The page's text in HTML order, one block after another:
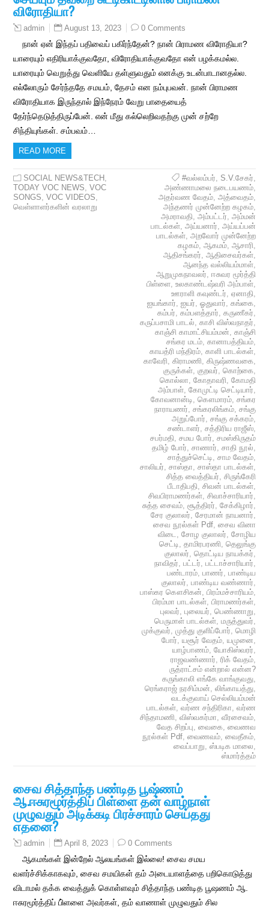
விரோதியா?
admin August 13, 2023 0 Comments
நான் ஏன் இந்தப் பதிவைப் பகிர்ந்தேன்? நான் பிராமண விரோதியா?
யாரையும் எதிரியாக்குவதோ, விரோதியாக்குவதோ என் பழக்கமல்ல.
யாரையும் வெறுத்து வெளியே தள்ளுவதும் எனக்கு உடன்பாடானதல்ல.
எல்லோரும் சேர்ந்ததே சமயம், தேசம் என நம்புபவன். நான் பிராமண
விரோதியாக இருந்தால் இந்நேரம் வேறு பாதையைத்
தேர்ந்தெடுத்திருப்பேன். என் மீது கல்லெறிவதற்கு முன் சற்றே
சிந்தியுங்கள். சம்பவம்…
READ MORE
SOCIAL NEWS&TECH ,
TODAY VOC NEWS,VOC
SONGS,VOC VIDEOS,
வெள்ளாளர்களின் வரலாறு
#வல்லம்பர், S.V.சேகர்,
அண்ணாமலை நடைபயணம்,
அதர்வண வேதம், அத்வைதம்,
அந்தணர் முன்னேற்ற கழகம்,
அமராவதி, அம்பட்டர், அம்மன்
பாடல்கள், அய்யனார், அய்யப்பன்
பாடல்கள், அறவோர் முன்னேற்ற
கழகம், ஆகமம், ஆசாரி,
ஆதிசங்கரர், ஆதிசைவர்கள்,
ஆனந்த வல்லியம்மாள்,
ஆறுமுகநாவலர், ஈசுவர மூர்த்தி
பிள்ளை, உலகாண்டஷ்வரி அம்பாள்,
ஊராளி கவுண்டர், ஏனாதி,
ஐயங்கார், ஐயர், ஓதுவார், கங்கை,
கம்பர், கம்பளத்தார், கருணீகர்,
கருப்பசாமி பாடல், காசி விஸ்வநாதர்,
காஞ்சி காமாட்சியம்மன், காஞ்சி
சங்கர மடம், கானாபத்தியம்,
காயத்ரி மந்திரம், காளி பாடல்கள்,
காவேரி, கிராமணி, கிருஷ்ணவகை,
குருக்கள், குறவர், கொற்கை,
கொல்லா, கோதாவரி, கோமதி
அம்பாள், கோமுட்டி செட்டியார்,
கோவனான்டி, கௌமாரம், சங்கர
நாராயணர், சங்கரலிங்கம், சங்கு
அறுப்போர், சங்கு சக்கரம்,
சண்டாளர், சத்திரிய ராஜீஸ்,
சபர்மதி, சமய போர், சமஸ்கிருதம்
தமிழ் போர், சாணார், சாதி நூல்,
சாத்துச்செட்டி, சாம வேதம்,
சாலியர், சாஸ்தா, சாஸ்தா பாடல்கள்,
சித்த வைத்தியர், சிருங்கேரி
பீடாதிபதி, சிவன் பாடல்கள்,
சிவபிராமணர்கள், சிவாச்சாரியார்,
சுத்த சைவம், சூத்திரர், சேக்கிழார்,
சேர குலாலர், சேரமான் நாயனார்,
சைவ நூல்கள் Pdf, சைவ வினா
விடை, சோழ குலாலர், சோழிய
செட்டி, தாமிரபரணி, தெலுங்கு
குலாலர், தொட்டிய நாயக்கர்,
நாவிதர், பட்டர், பட்டாச்சாரியார்,
பண்டாரம், பாணர், பாண்டிய
குலாலர், பாண்டிய வண்ணார்,
பாஸ்கர கௌசிகன், பிரம்மச்சாரியம்,
பிரம்மா பாடல்கள், பிராமணர்கள்,
புலவர், புலையர், பெண்ணாறு,
பெருமாள் பாடல்கள், மருத்துவர்,
முக்குவர், முத்து குளிப்போர், மொழி
போர், யசூர் வேதம், யமுனை,
யாழ்பாணம், யோகிஸ்வரர்,
ராஜவண்ணார், ரிக் வேதம்,
ருத்ராட்சம் என்றால் என்ன?
கருங்காலி எங்கே வாங்குவது,
ரெங்கராஜ் நரசிம்மன், லிங்காயத்து,
வடக்குவாய் செல்லியம்மன்
பாடல்கள், வர்ண சந்திரிகா, வர்ண
சிந்தாமணி, விஸ்வகர்மா, வீரசைவம்,
வேத சிறப்பு, வைகை, வைணவ
நூல்கள் Pdf, வைணவம், வைதீகம்,
வைப்பாறு, ஸ்படிக மாலை,
ஸ்மார்த்தம்
சைவ சித்தாந்த பண்டித பூஷ்ணம்
ஆ.ஈசுரமூர்த்திப் பிள்ளை தன் வாழ்நாள்
முழுவதும் அடிக்கடி பிரச்சாரம் செய்தது
எதனை?
admin April 8, 2023 0 Comments
ஆகமங்கள் இன்றேல் ஆலயங்கள் இல்லை! சைவ சமய
வளர்ச்சிக்காகவும், சைவ சமயிகள் தம் அடையாளத்தை பறிகொடுத்து
விடாமல் தக்க வைத்துக் கொள்ளவும் சித்தாந்த பண்டித பூஷணம் ஆ.
ஈசுரமூர்த்திப் பி்ளளை அவர்கள், தம் வாணாள் முழுவதும் சில